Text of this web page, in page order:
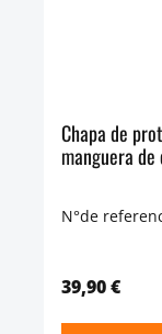
Chapa de
manguera
N°de
39,90 €